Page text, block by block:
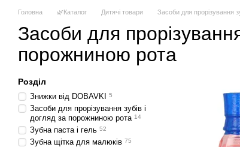
Головна 🌿Каталог Дитячі товари Засоби для прорізування
Засоби для
порожниною рота
Розділ
Знижки від DOBAVKI 5
Засоби для прорізування зубів і
догляд за порожниною рота 14
Зубна паста і гель 52
Зубна щітка для малюків 75